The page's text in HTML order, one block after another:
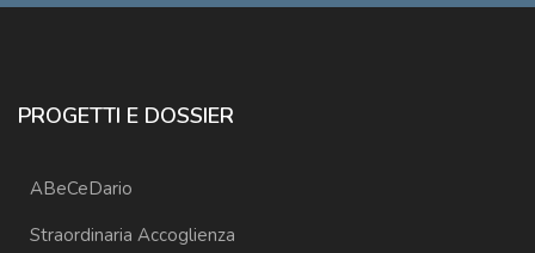
PROGETTI E DOSSIER
ABeCeDario
Straordinaria Accoglienza